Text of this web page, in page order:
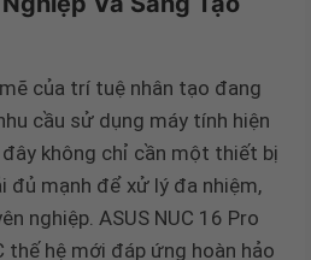
của trí tuệ nhân tạo đang
cầu sử dụng máy tính hiện
không chỉ cần một thiết bị
đủ mạnh để xử lý đa nhiệm,
nghiệp. ASUS NUC 16 Pro
thế hệ mới đáp ứng hoàn hảo